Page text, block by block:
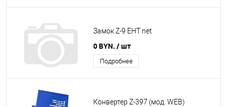
Замок Z-9 EHT net
0 BYN. / шт
Подробнее
Конвертер Z-397 (мод. WEB)